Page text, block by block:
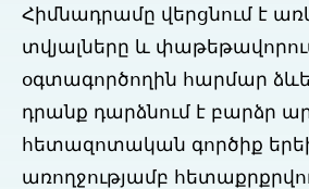
Հիմնադրամը վերցնում է
տվյալները և
օգտագործողին հարմար
դրանք դարձնում է բարձր
հետազոտական գործիք
առողջությամբ